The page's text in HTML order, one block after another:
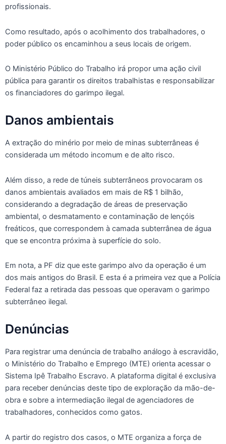
profissionais.
Como resultado, após o acolhimento dos trabalhadores, o
poder público os encaminhou a seus locais de origem.
O Ministério Público do Trabalho irá propor uma ação civil
pública para garantir os direitos trabalhistas e responsabilizar
os financiadores do garimpo ilegal.
Danos ambientais
A extração do minério por meio de minas subterrâneas é
considerada um método incomum e de alto risco.
Além disso, a rede de túneis subterrâneos provocaram os
danos ambientais avaliados em mais de R$ 1 bilhão,
considerando a degradação de áreas de preservação
ambiental, o desmatamento e contaminação de lençóis
freáticos, que correspondem à camada subterrânea de água
que se encontra próxima à superfície do solo.
Em nota, a PF diz que este garimpo alvo da operação é um
dos mais antigos do Brasil. E esta é a primeira vez que a Polícia
Federal faz a retirada das pessoas que operavam o garimpo
subterrâneo ilegal.
Denúncias
Para registrar uma denúncia de trabalho análogo à escravidão,
o Ministério do Trabalho e Emprego (MTE) orienta acessar o
Sistema Ipê Trabalho Escravo. A plataforma digital é exclusiva
para receber denúncias deste tipo de exploração da mão-de-
obra e sobre a intermediação ilegal de agenciadores de
trabalhadores, conhecidos como gatos.
A partir do registro dos casos, o MTE organiza a força de